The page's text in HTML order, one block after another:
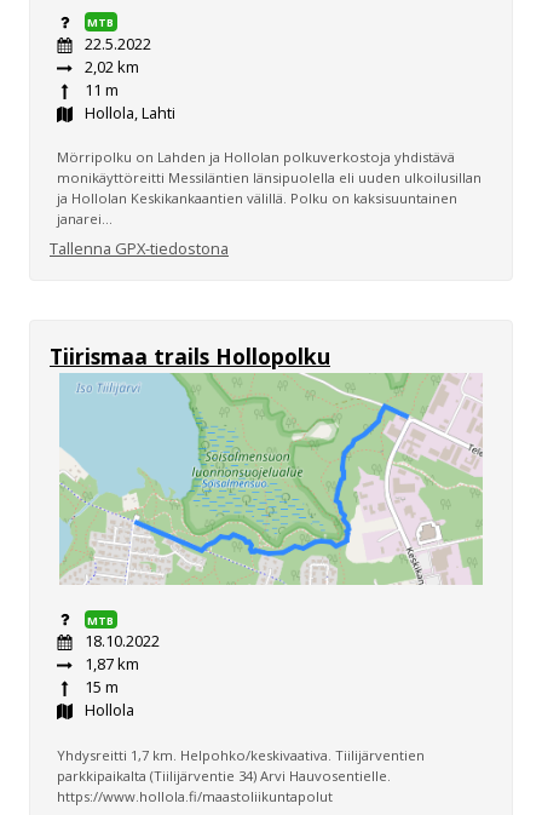
MTB
22.5.2022
2,02 km
11 m
Hollola, Lahti
Mörripolku on Lahden ja Hollolan polkuverkostoja yhdistävä
monikäyttöreitti Messiläntien länsipuolella eli uuden ulkoilusillan
ja Hollolan Keskikankaantien välillä. Polku on kaksisuuntainen
janarei...
Tallenna GPX-tiedostona
Tiirismaa trails Hollopolku
MTB
18.10.2022
1,87 km
15 m
Hollola
Yhdysreitti 1,7 km. Helpohko/keskivaativa. Tiilijärventien
parkkipaikalta (Tiilijärventie 34) Arvi Hauvosentielle.
https://www.hollola.fi/maastoliikuntapolut